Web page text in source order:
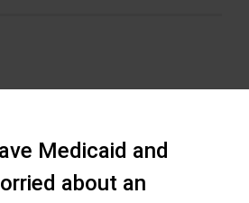
Medicaid and
about an